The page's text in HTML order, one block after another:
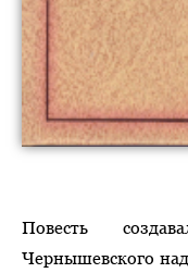
Повесть
Чернышевского